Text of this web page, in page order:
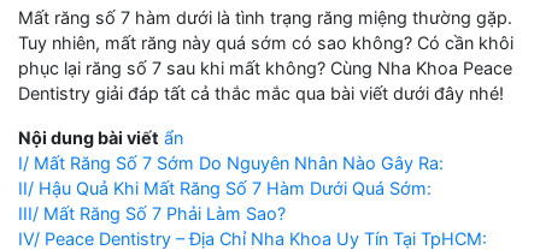
Mất răng số 7 hàm dưới là tình trạng răng miệng thường gặp.
Tuy nhiên, mất răng này quá sớm có sao không? Có cần khôi
phục lại răng số 7 sau khi mất không? Cùng Nha Khoa Peace
Dentistry giải đáp tất cả thắc mắc qua bài viết dưới đây nhé!
Nội dung bài viết ẩn
I/ Mất Răng Số 7 Sớm Do Nguyên Nhân Nào Gây Ra:
II/ Hậu Quả Khi Mất Răng Số 7 Hàm Dưới Quá Sớm:
III/ Mất Răng Số 7 Phải Làm Sao?
IV/ Peace Dentistry – Địa Chỉ Nha Khoa Uy Tín Tại TpHCM: